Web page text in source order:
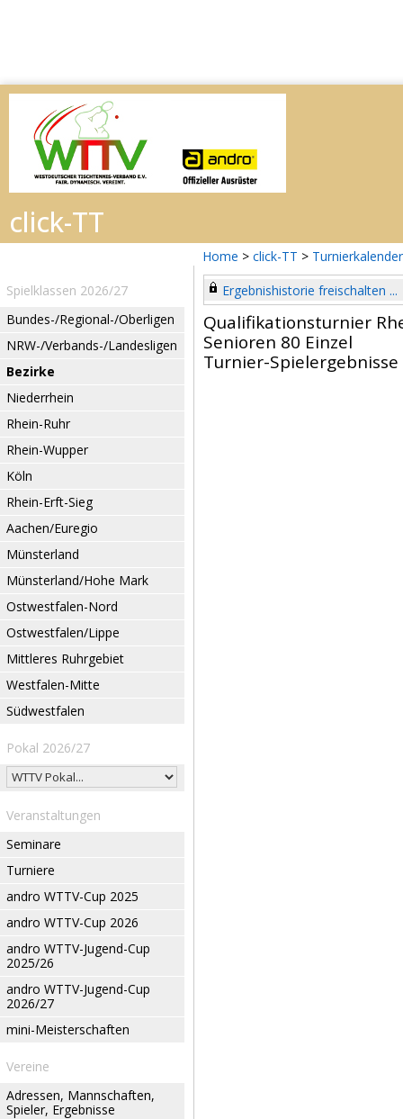
Home > click-TT > Turnierkalender
Spielklassen 2026/27
Bundes-/Regional-/Oberligen
NRW-/Verbands-/Landesligen
Bezirke
Niederrhein
Rhein-Ruhr
Rhein-Wupper
Köln
Rhein-Erft-Sieg
Aachen/Euregio
Münsterland
Münsterland/Hohe Mark
Ostwestfalen-Nord
Ostwestfalen/Lippe
Mittleres Ruhrgebiet
Westfalen-Mitte
Südwestfalen
Pokal 2026/27
Veranstaltungen
Seminare
Turniere
andro WTTV-Cup 2025
andro WTTV-Cup 2026
andro WTTV-Jugend-Cup
2025/26
andro WTTV-Jugend-Cup
2026/27
mini-Meisterschaften
Vereine
Adressen, Mannschaften,
Spieler, Ergebnisse
Ergebnishistorie freischalten ...
Qualifikationsturnier
Senioren 80 Einzel
Turnier-Spielergebnisse